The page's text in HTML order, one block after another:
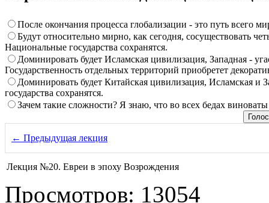
После окончания процесса глобализации - это путь всего
Будут относительно мирно, как сегодня, сосуществовать
Национальные государства сохранятся.
Доминировать будет Исламская цивилизация, Западная -
Государственность отдельных территорий приобретет
Доминировать будет Китайская цивилизация, Исламская и
государства сохранятся.
Зачем такие сложности? Я знаю, что во всех бедах
← Предыдущая лекция
Лекция №20. Евреи в эпоху Возрождения
Просмотров: 13054